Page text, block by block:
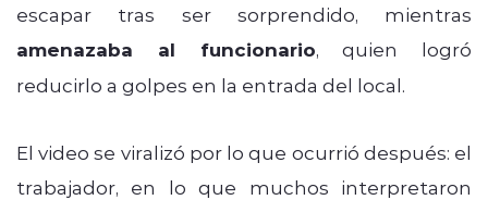
escapar tras ser sorprendido, mientras
amenazaba al funcionario, quien logró
reducirlo a golpes en la entrada del local.
El video se viralizó por lo que ocurrió después: el
trabajador, en lo que muchos interpretaron